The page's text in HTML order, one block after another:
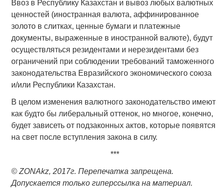
Ввоз в Республику Казахстан и вывоз любых валютных
ценностей (иностранная валюта, аффинированное
золото в слитках, ценные бумаги и платежные
документы, выраженные в иностранной валюте), будут
осуществляться резидентами и нерезидентами без
ограничений при соблюдении требований таможенного
законодательства Евразийского экономического союза
и/или Республики Казахстан.
В целом изменения валютного законодательство имеют
как будто бы либеральный оттенок, но многое, конечно,
будет зависеть от подзаконных актов, которые появятся
на свет после вступления закона в силу.
***
© ZONAkz, 2017г. Перепечатка запрещена.
Допускается только гиперссылка на материал.